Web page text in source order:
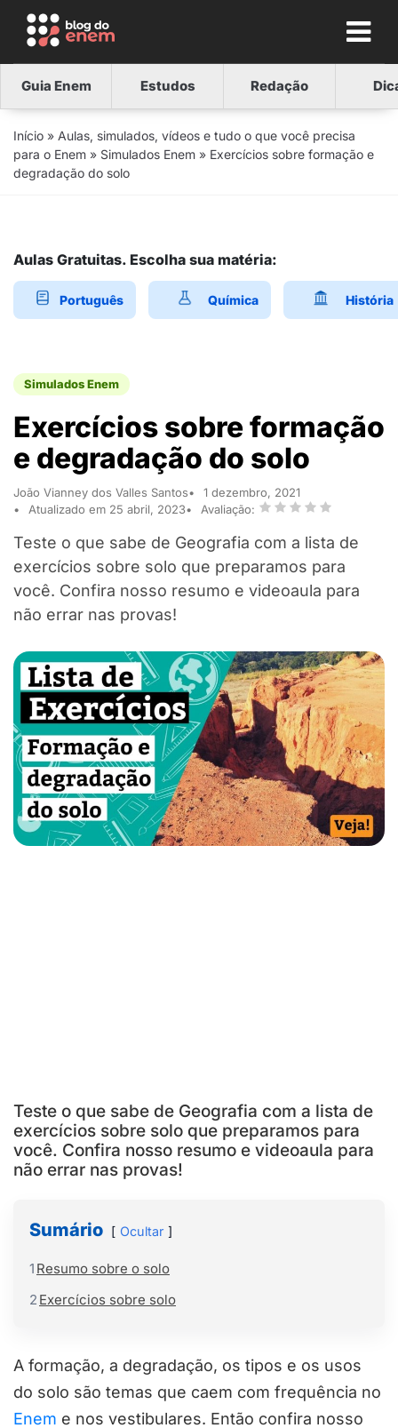
Guia Enem Estudos Redação
Início » Aulas, simulados, vídeos e tudo o que você precisa
para o Enem » Simulados Enem » Exercícios sobre formação e
degradação do solo
Aulas Gratuitas. Escolha sua matéria:
Português Química História
Simulados Enem
Exercícios sobre formação
e degradação do solo
João Vianney dos Valles Santos
1 dezembro, 2021
Atualizado em 25 abril, 2023
Avaliação:
Teste o que sabe de Geografia com a lista de
exercícios sobre solo que preparamos para
você. Confira nosso resumo e videoaula para
não errar nas provas!
Teste o que sabe de Geografia com a lista de
exercícios sobre solo que preparamos para
você. Confira nosso resumo e videoaula para
não errar nas provas!
Sumário Ocultar
1 Resumo sobre o solo
2 Exercícios sobre solo
A formação, a degradação, os tipos e os usos
do solo são temas que caem com frequência no
Enem e nos vestibulares. Então confira nosso